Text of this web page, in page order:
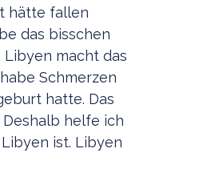
hätte fallen
das bisschen
macht das
Schmerzen
hatte. Das
helfe ich
ist. Libyen